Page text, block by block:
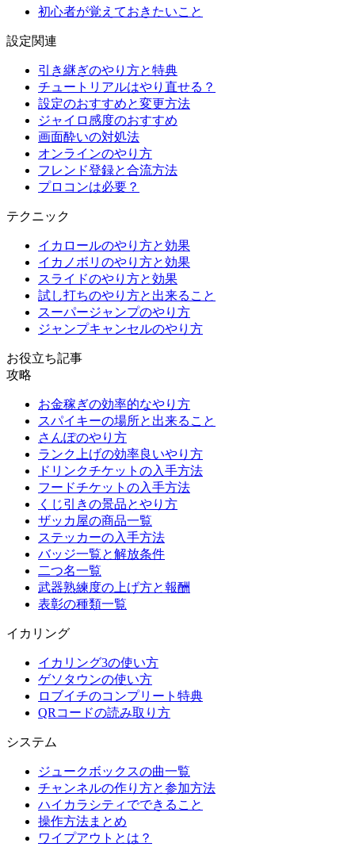
初心者が覚えておきたいこと
設定関連
引き継ぎのやり方と特典
チュートリアルはやり直せる？
設定のおすすめと変更方法
ジャイロ感度のおすすめ
画面酔いの対処法
オンラインのやり方
フレンド登録と合流方法
プロコンは必要？
テクニック
イカロールのやり方と効果
イカノボリのやり方と効果
スライドのやり方と効果
試し打ちのやり方と出来ること
スーパージャンプのやり方
ジャンプキャンセルのやり方
お役立ち記事
攻略
お金稼ぎの効率的なやり方
スパイキーの場所と出来ること
さんぽのやり方
ランク上げの効率良いやり方
ドリンクチケットの入手方法
フードチケットの入手方法
くじ引きの景品とやり方
ザッカ屋の商品一覧
ステッカーの入手方法
バッジ一覧と解放条件
二つ名一覧
武器熟練度の上げ方と報酬
表彰の種類一覧
イカリング
イカリング3の使い方
ゲソタウンの使い方
ロブイチのコンプリート特典
QRコードの読み取り方
システム
ジュークボックスの曲一覧
チャンネルの作り方と参加方法
ハイカラシティでできること
操作方法まとめ
ワイプアウトとは？